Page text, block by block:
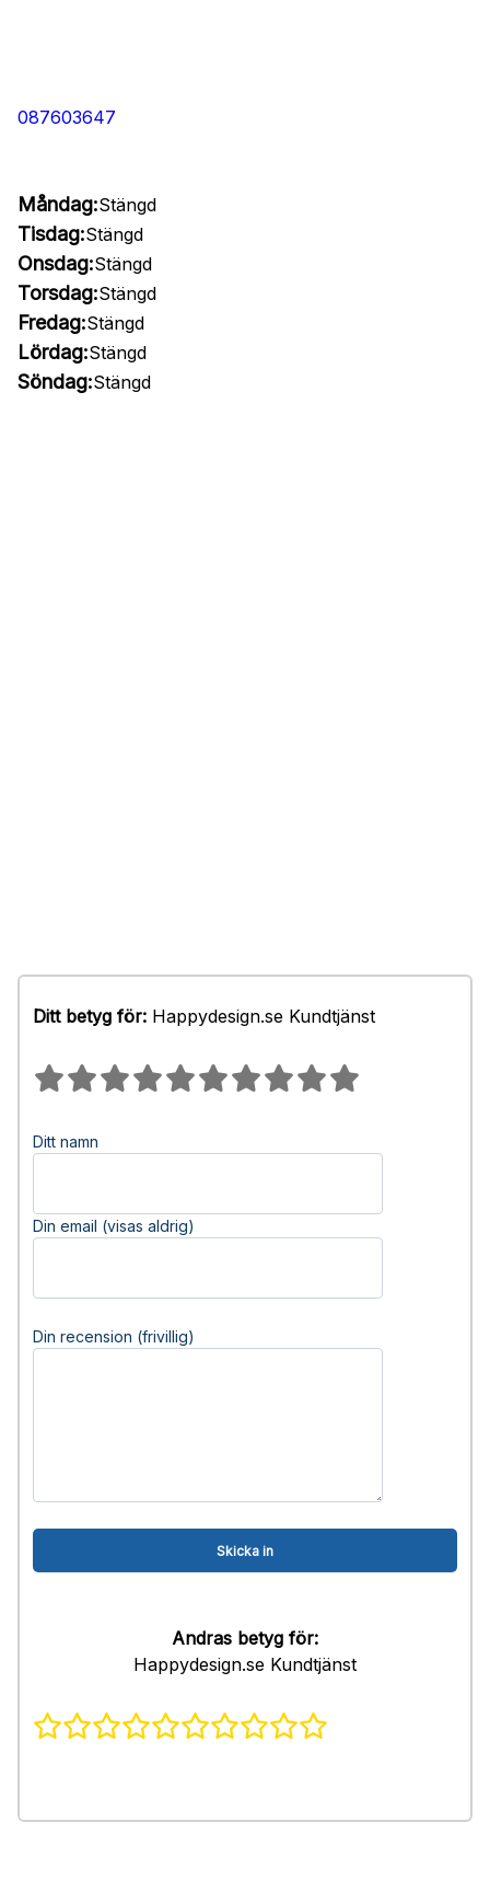
087603647
Måndag:Stängd
Tisdag:Stängd
Onsdag:Stängd
Torsdag:Stängd
Fredag:Stängd
Lördag:Stängd
Söndag:Stängd
Ditt betyg för: Happydesign.se Kundtjänst
Ditt namn
Din email (visas aldrig)
Din recension (frivillig)
Andras betyg för:
Happydesign.se Kundtjänst